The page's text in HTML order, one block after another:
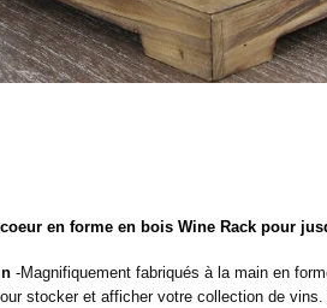
en forme en bois Wine Rack pour
-Magnifiquement fabriqués à la main en
stocker et afficher votre collection de